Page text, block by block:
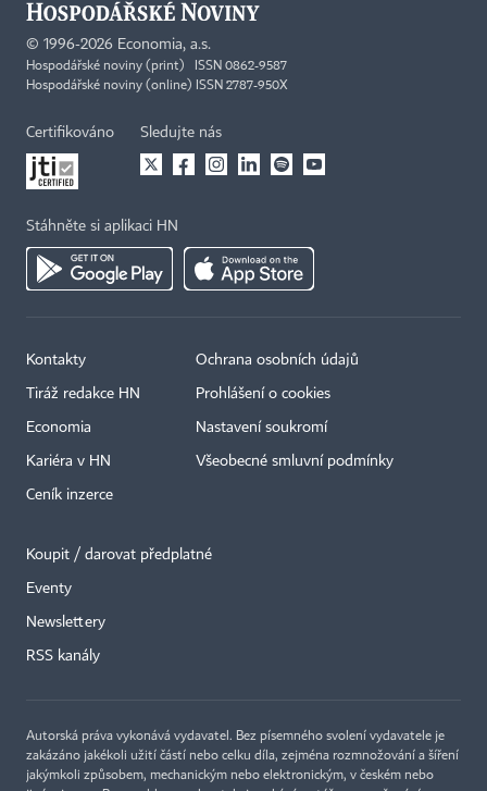
© 1996-2026 Economia, a.s.
Hospodářské noviny (print) ISSN 0862-9587
Hospodářské noviny (online) ISSN 2787-950X
Certifikováno Sledujte nás
Stáhněte si aplikaci HN
Kontakty
Tiráž redakce HN
Economia
Kariéra v HN
Ceník inzerce
Ochrana osobních údajů
Prohlášení o cookies
Nastavení soukromí
Všeobecné smluvní podmínky
Koupit / darovat předplatné
Eventy
Newslettery
RSS kanály
Autorská práva vykonává vydavatel. Bez písemného svolení vydavatele je
zakázáno jakékoli užití částí nebo celku díla, zejména rozmnožování a šíření
jakýmkoli způsobem, mechanickým nebo elektronickým, v českém nebo